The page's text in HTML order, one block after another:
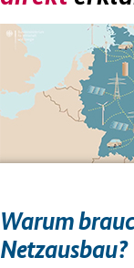
Warum
Netzausbau?